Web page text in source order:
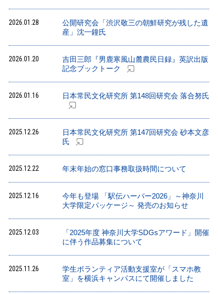
2026.01.28
公開研究会「渋沢敬三の朝鮮研究が残した遺
産」沈一鐘氏
2026.01.20
吉田三郎『男鹿寒風山麓農民日録』英訳出版
記念ブックトーク
2026.01.16 日本常民文化研究所 第148回研究会 落合努氏
2025.12.26
日本常民文化研究所 第147回研究会 砂本文彦
氏
2025.12.22 年末年始の窓口事務取扱時間について
2025.12.16
今年も登場 「駅伝ハーバー2026」～神奈川
大学限定パッケージ～ 発売のお知らせ
2025.12.03
「2025年度 神奈川大学SDGsアワード」開催
に伴う作品募集について
2025.11.26
学生ボランティア活動支援室が「スマホ教
室」を横浜キャンパスにて開催しました